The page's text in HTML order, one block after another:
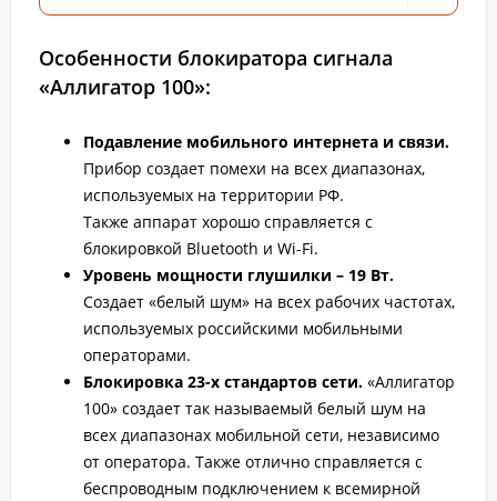
Особенности блокиратора сигнала
«Аллигатор 100»:
Подавление мобильного интернета и связи.
Прибор создает помехи на всех диапазонах,
используемых на территории РФ.
Также аппарат хорошо справляется с
блокировкой Bluetooth и Wi-Fi.
Уровень мощности глушилки – 19 Вт.
Создает «белый шум» на всех рабочих частотах,
используемых российскими мобильными
операторами.
Блокировка 23-х стандартов сети. «Аллигатор
100» создает так называемый белый шум на
всех диапазонах мобильной сети, независимо
от оператора. Также отлично справляется с
беспроводным подключением к всемирной